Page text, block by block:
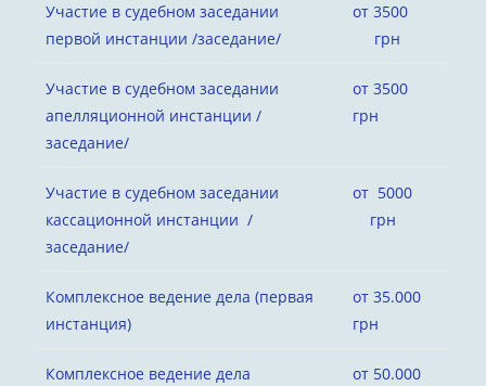
Участие в судебном заседании
первой инстанции /заседание/
от 3500
грн
Участие в судебном заседании
апелляционной инстанции /
заседание/
от 3500
грн
Участие в судебном заседании
кассационной инстанции /
заседание/
от 5000
грн
Комплексное ведение дела (первая
инстанция)
от 35.000
грн
Комплексное ведение дела
от 50.000